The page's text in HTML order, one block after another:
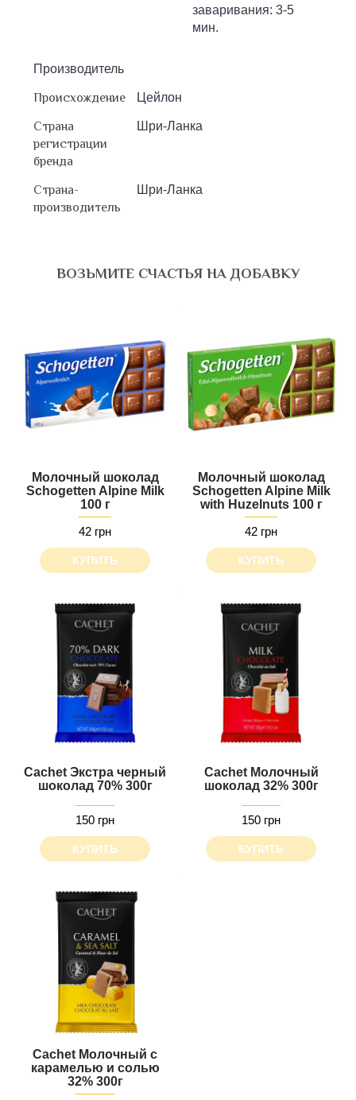
заваривания: 3-5
мин.
Производитель
Происхождение Цейлон
Страна
регистрации
бренда
Шри-Ланка
Страна-
производитель
Шри-Ланка
ВОЗЬМИТЕ СЧАСТЬЯ НА ДОБАВКУ
Молочный шоколад
Schogetten Alpine Milk
100 г
42 грн
КУПИТЬ
Молочный шоколад
Schogetten Alpine Milk
with Huzelnuts 100 г
42 грн
КУПИТЬ
Cachet Экстра черный
шоколад 70% 300г
150 грн
КУПИТЬ
Cachet Молочный
шоколад 32% 300г
150 грн
КУПИТЬ
Cachet Молочный с
карамелью и солью
32% 300г